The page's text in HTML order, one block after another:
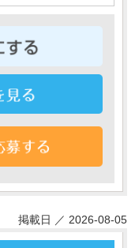
掲載日 ／ 2026-08-05